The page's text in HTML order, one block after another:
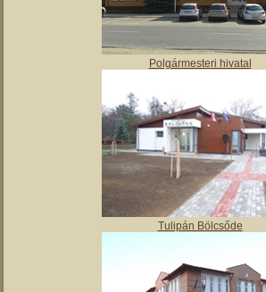
Angyalos
Polgármesteri hivatal